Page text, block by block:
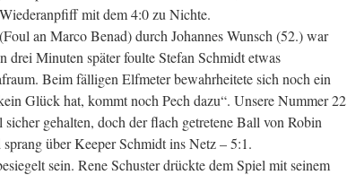
mit dem 4:0 zu Nichte.
an Marco Benad) durch Johannes Wunsch (52.) war
drei Minuten später foulte Stefan Schmidt etwas
Beim fälligen Elfmeter bewahrheitete sich noch ein
Glück hat, kommt noch Pech dazu“. Unsere Nummer 22
gehalten, doch der flach getretene Ball von Robin
über Keeper Schmidt ins Netz – 5:1.
sein. Rene Schuster drückte dem Spiel mit seinem